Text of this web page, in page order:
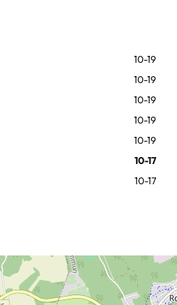
10-19
10-19
10-19
10-19
10-19
10-17
10-17